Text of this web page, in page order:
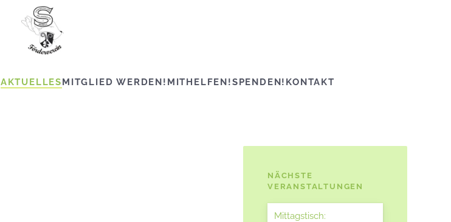
AKTUELLESMITGLIED WERDEN! MITHELFEN!SPENDEN! KONTAKT
NÄCHSTE
VERANSTALTUNGEN
Mittagstisch: